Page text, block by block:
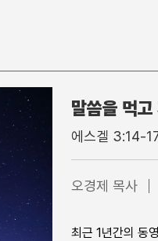
주일학교
유치부
초등부
말씀을 먹
에스겔 3:14-
오경제 목사
최근 1년간의 동